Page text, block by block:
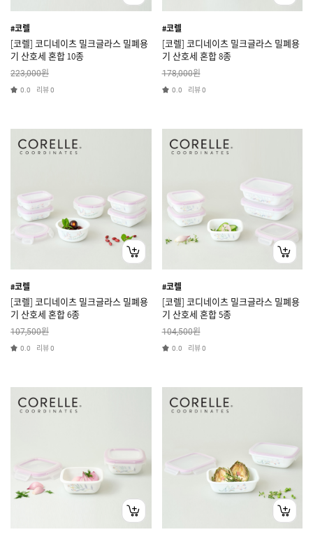
#코렐
[코렐] 코디네이츠 밀크글라스 밀폐용
기 산호세 혼합 10종
223,000원
0.0 리뷰0
#코렐
[코렐] 코디네이츠 밀크글라스 밀폐용
기 산호세 혼합 8종
178,000원
0.0 리뷰0
#코렐
[코렐] 코디네이츠 밀크글라스 밀폐용
기 산호세 혼합 6종
107,500원
0.0 리뷰0
#코렐
[코렐] 코디네이츠 밀크글라스 밀폐용
기 산호세 혼합 5종
104,500원
0.0 리뷰0